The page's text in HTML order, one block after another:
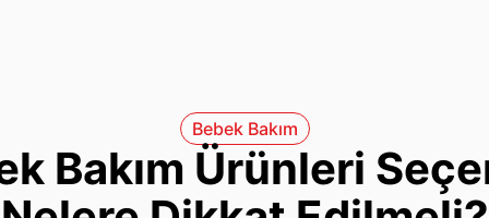
Bebek Bakım
Bakım Ürünleri